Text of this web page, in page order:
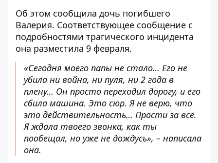
Об этом сообщила дочь погибшего
Валерия. Соответствующее сообщение с
подробностями трагического инцидента
она разместила 9 февраля.
«Сегодня моего папы не стало… Его не
убила ни война, ни пуля, ни 2 года в
плену… Он просто переходил дорогу, и его
сбила машина. Это сюр. Я не верю, что
это действительность… Прости за всё.
Я ждала твоего звонка, как ты
пообещал, но уже не дождусь», – написала
она.